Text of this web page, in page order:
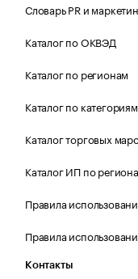
Словарь PR и
Каталог по ОКВЭД
Каталог по регионам
Каталог по категориям
Каталог торговых
Каталог ИП по
Правила
Правила
Контакты